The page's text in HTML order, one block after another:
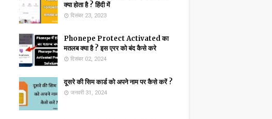
क्या होता है ? हिंदी में
दिसंबर 23, 2023
Phonepe Protect Activated का
मतलब क्या है ? इस एरर को बंद कैसे करे
दिसंबर 02, 2024
दूसरे की सिम कार्ड को अपने नाम पर कैसे करें ?
जनवरी 31, 2024